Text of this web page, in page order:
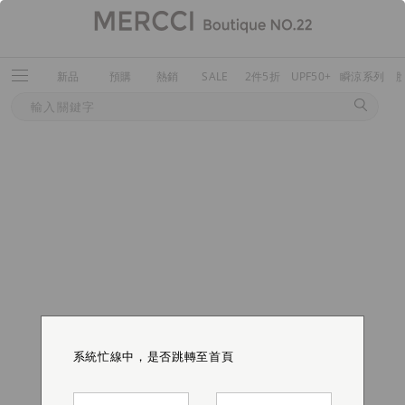
新品 預購 熱銷 SALE 2件5折 UPF50+ 瞬涼系列
系統忙線中，是否跳轉至首頁
系統忙線中，是否跳轉至首頁
系統忙線中，是否跳轉至首頁
系統忙線中，是否跳轉至首頁
系統忙線中，是否跳轉至首頁